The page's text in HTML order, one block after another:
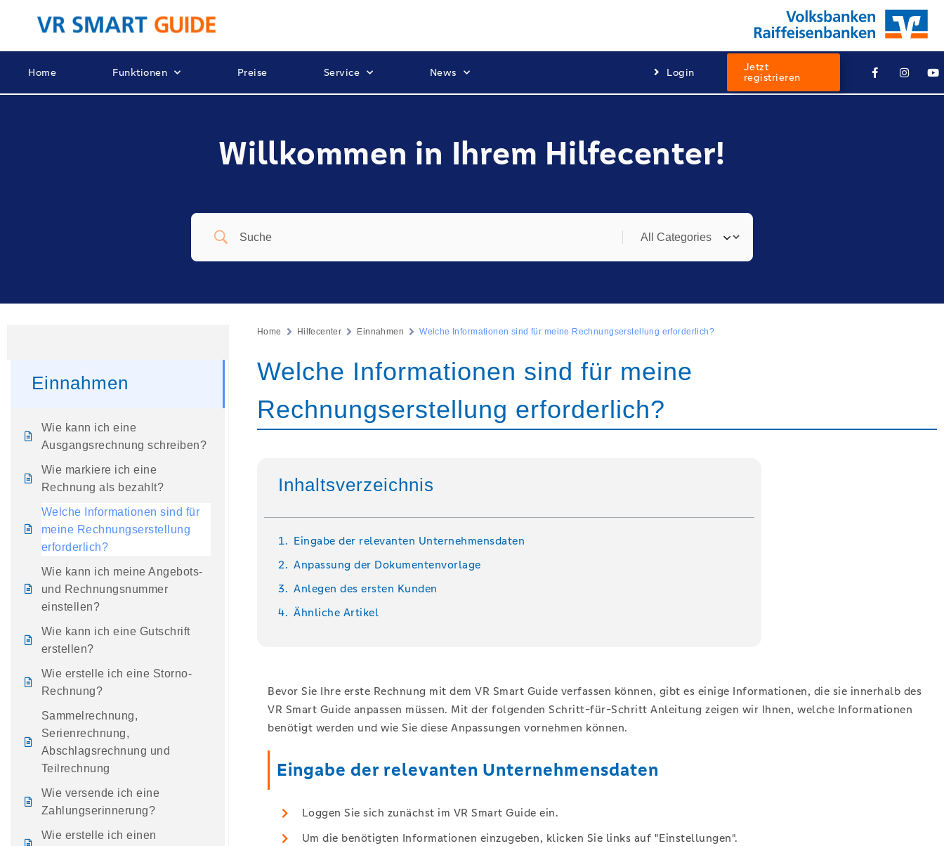
Home Funktionen Preise Service News Login
Jetzt
registrieren
Willkommen in Ihrem Hilfecenter!
Einnahmen
Wie kann ich eine
Ausgangsrechnung schreiben?
Wie markiere ich eine
Rechnung als bezahlt?
Welche Informationen sind für
meine Rechnungserstellung
erforderlich?
Wie kann ich meine Angebots-
und Rechnungsnummer
einstellen?
Wie kann ich eine Gutschrift
erstellen?
Wie erstelle ich eine Storno-
Rechnung?
Sammelrechnung,
Serienrechnung,
Abschlagsrechnung und
Teilrechnung
Wie versende ich eine
Zahlungserinnerung?
Wie erstelle ich einen
Home Hilfecenter Einnahmen Welche Informationen sind für meine Rechnungserstellung erforderlich?
Welche Informationen sind für meine
Rechnungserstellung erforderlich?
Inhaltsverzeichnis
Eingabe der relevanten Unternehmensdaten
Anpassung der Dokumentenvorlage
Anlegen des ersten Kunden
Ähnliche Artikel
Bevor Sie Ihre erste Rechnung mit dem VR Smart Guide verfassen können, gibt es einige Informationen, die sie innerhalb des
VR Smart Guide anpassen müssen. Mit der folgenden Schritt-für-Schritt Anleitung zeigen wir Ihnen, welche Informationen
benötigt werden und wie Sie diese Anpassungen vornehmen können.
Eingabe der relevanten Unternehmensdaten
Loggen Sie sich zunächst im VR Smart Guide ein.
Um die benötigten Informationen einzugeben, klicken Sie links auf "Einstellungen".